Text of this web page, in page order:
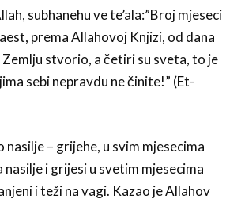
subhanehu ve te’ala:”Broj mjeseci
prema Allahovoj Knjizi, od dana
Zemlju stvorio, a četiri su sveta, to je
sebi nepravdu ne činite!” (Et-
nasilje – grijehe, u svim mjesecima
i grijesi u svetim mjesecima
i teži na vagi. Kazao je Allahov